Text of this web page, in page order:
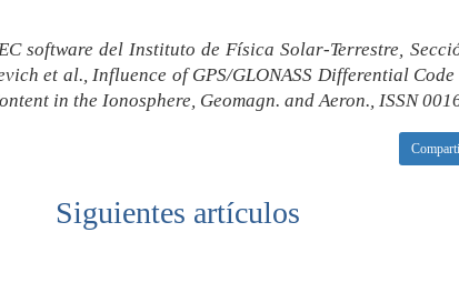
software del Instituto de Física Solar-Terrestre,
et al., Influence of GPS/GLONASS Differential
in the Ionosphere, Geomagn. and Aeron., ISSN
Siguientes artículos